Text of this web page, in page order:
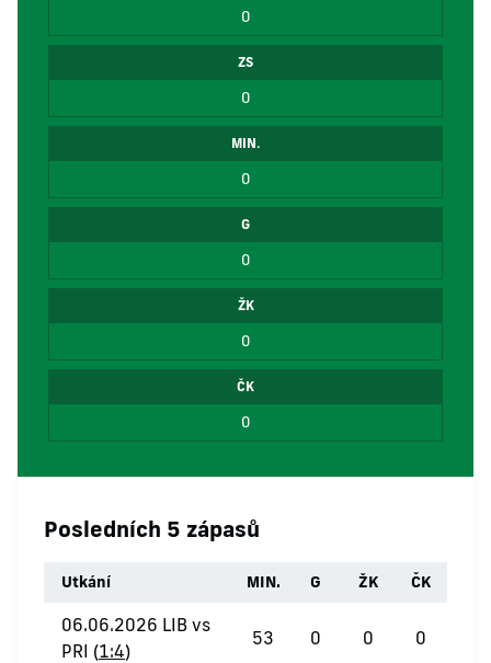
0
ZS
0
MIN.
0
G
0
ŽK
0
ČK
0
Posledních 5 zápasů
Utkání MIN. G ŽK ČK
06.06.2026 LIB vs
PRI (1:4)
53 0 0 0